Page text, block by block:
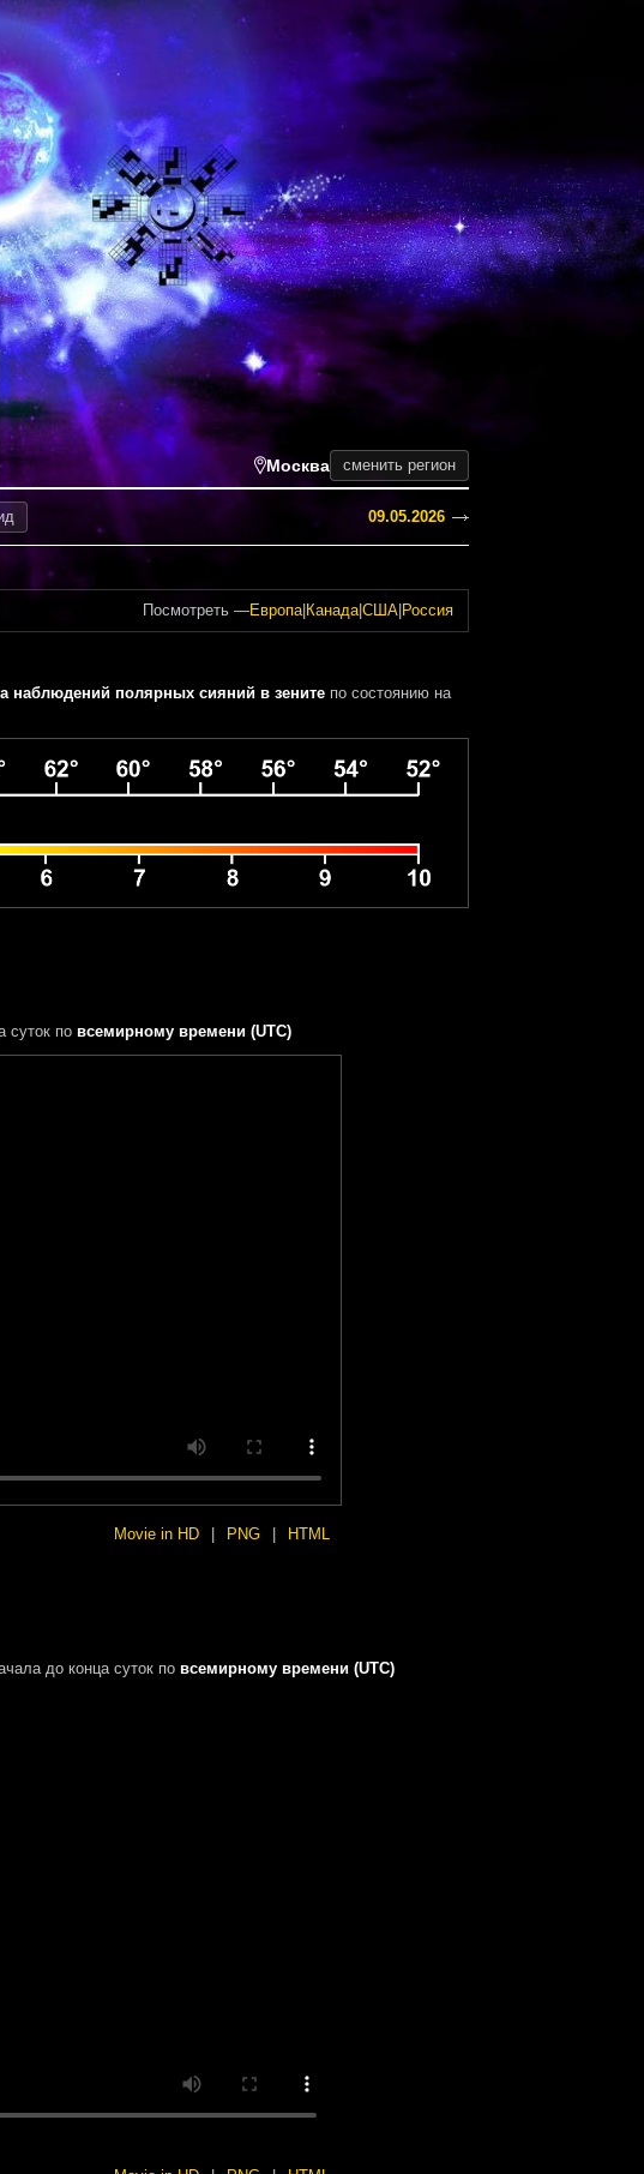
Москва сменить регион
09.05.2026
Посмотреть —Европа|Канада|США|Россия
наблюдений полярных сияний в зенитепо состоянию на
сутокпо всемирному времени (UTC)
Movie in HD PNG HTML
до конца сутокпо всемирному времени (UTC)